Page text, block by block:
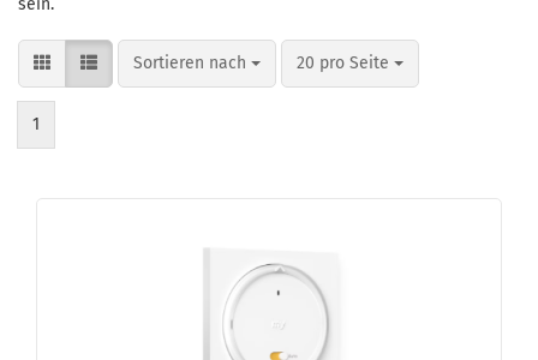
sein.
Sortieren nach
Sortieren nach 20 pro Seite
pro Seite
1